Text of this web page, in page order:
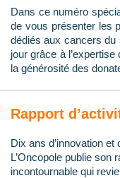
Dans ce numéro
de vous présenter les
dédiés aux cancers du
jour grâce à
la générosité des
Rapport
Dix ans d’innovation
L’Oncopole publie son
incontournable qui